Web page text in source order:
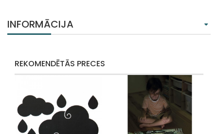
INFORMĀCIJA
REKOMENDĒTĀS PRECES